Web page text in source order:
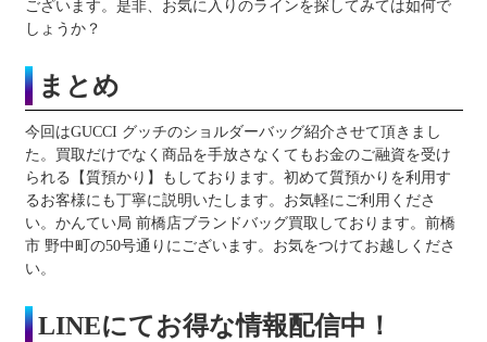
ございます。是非、お気に入りのラインを探してみては如何で
しょうか？
まとめ
今回はGUCCI グッチのショルダーバッグ紹介させて頂きまし
た。買取だけでなく商品を手放さなくてもお金のご融資を受け
られる【質預かり】もしております。初めて質預かりを利用す
るお客様にも丁寧に説明いたします。お気軽にご利用くださ
い。かんてい局 前橋店ブランドバッグ買取しております。前橋
市 野中町の50号通りにございます。お気をつけてお越しくださ
い。
LINEにてお得な情報配信中！